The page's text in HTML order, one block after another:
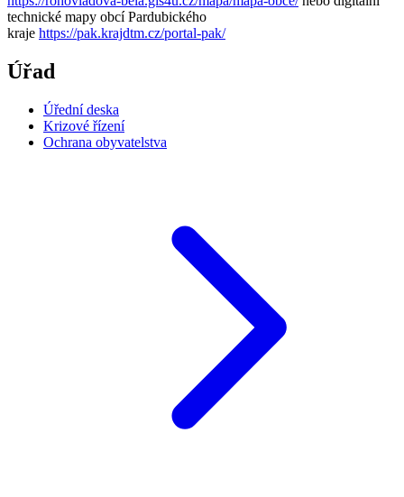
technické mapy obcí Pardubického
kraje https://pak.krajdtm.cz/portal-pak/
Úřad
Úřední deska
Krizové řízení
Ochrana obyvatelstva